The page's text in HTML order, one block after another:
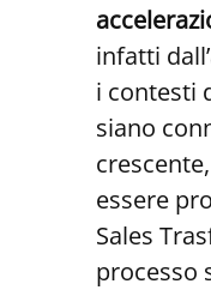
infatti
i contesti
siano
essere
Sales
processo